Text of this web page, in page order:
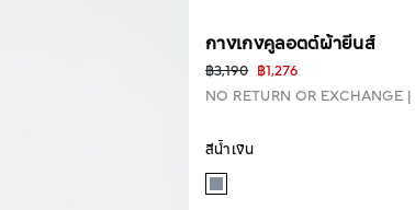
กางเกงคูลอตต์ผ้ายีนส์
฿3,190 ฿1,276
NO RETURN OR EXCHANGE
สีน้ำเงิน